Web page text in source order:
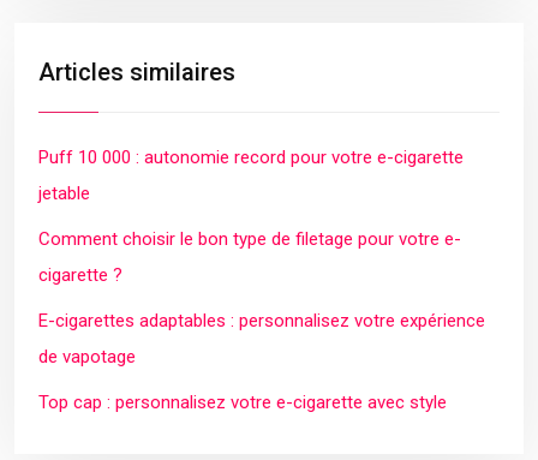
Articles similaires
Puff 10 000 : autonomie record pour votre e-cigarette
jetable
Comment choisir le bon type de filetage pour votre e-
cigarette ?
E-cigarettes adaptables : personnalisez votre expérience
de vapotage
Top cap : personnalisez votre e-cigarette avec style